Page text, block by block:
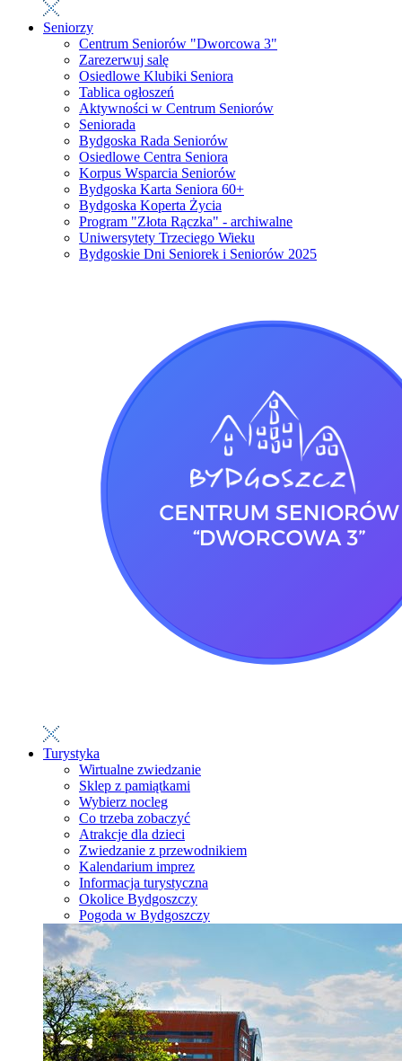
Seniorzy
Centrum Seniorów "Dworcowa 3"
Zarezerwuj salę
Osiedlowe Klubiki Seniora
Tablica ogłoszeń
Aktywności w Centrum Seniorów
Seniorada
Bydgoska Rada Seniorów
Osiedlowe Centra Seniora
Korpus Wsparcia Seniorów
Bydgoska Karta Seniora 60+
Bydgoska Koperta Życia
Program "Złota Rączka" - archiwalne
Uniwersytety Trzeciego Wieku
Bydgoskie Dni Seniorek i Seniorów 2025
Turystyka
Wirtualne zwiedzanie
Sklep z pamiątkami
Wybierz nocleg
Co trzeba zobaczyć
Atrakcje dla dzieci
Zwiedzanie z przewodnikiem
Kalendarium imprez
Informacja turystyczna
Okolice Bydgoszczy
Pogoda w Bydgoszczy